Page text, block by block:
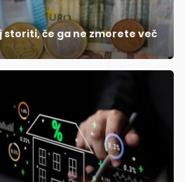
storiti, če ga ne zmorete več